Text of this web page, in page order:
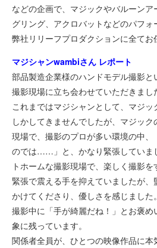
などの企画で、マジックやバルーン
グリング、アクロバットなどのパフォ
弊社リリーフプロダクションに全てお
マジシャンwambiさん レポート
部品製造企業様のハンドモデル撮影
撮影現場に立ち会わせていただきまし
これまではマジシャンとして、マジ
しかしてきませんでしたが、マジッ
現場で、撮影のプロが多い環境の中
のでは……」と、かなり緊張していま
トホームな撮影現場で、楽しく撮影を
緊張で震える手を抑えていましたが
かけてくださり、優しさを感じました。
撮影中に「手が綺麗だね！」とお褒
象に残っています。
関係者全員が、ひとつの映像作品に本